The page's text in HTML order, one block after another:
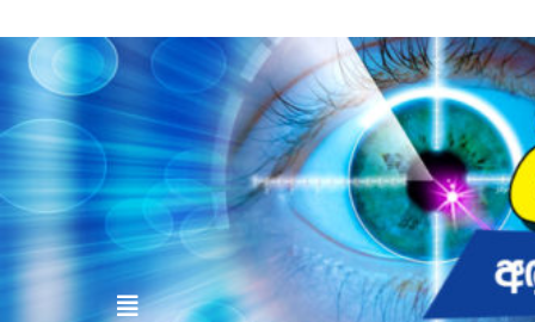
to
contentvinivida.lk